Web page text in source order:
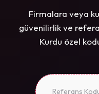
Firmalara veya
güvenilirlik ve
Kurdu özel
Referans